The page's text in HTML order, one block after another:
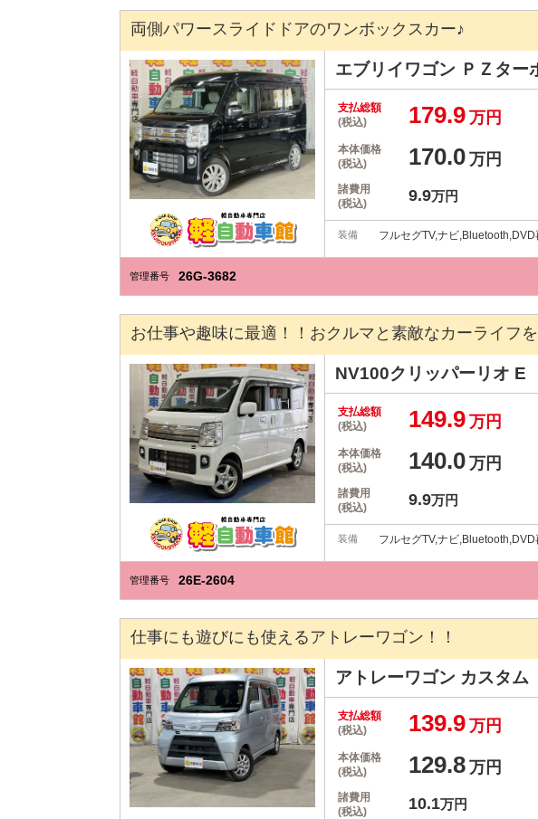
両側パワースライドドアのワンボックスカー♪
エブリイワゴン ＰＺタ
支払総額
(税込)
179.9 万円
本体価格
(税込)
170.0 万円
諸費用
(税込)
9.9万円
装備 フルセグTV,ナビ
管理番号 26G-3682
お仕事や趣味に最適！！おクルマと素敵なカーライフ
NV100クリッパーリオ E
支払総額
(税込)
149.9 万円
本体価格
(税込)
140.0 万円
諸費用
(税込)
9.9万円
装備 フルセグTV,ナビ
管理番号 26E-2604
仕事にも遊びにも使えるアトレーワゴン！！
アトレーワゴン カスタ
支払総額
(税込)
139.9 万円
本体価格
(税込)
129.8 万円
諸費用
(税込)
10.1万円